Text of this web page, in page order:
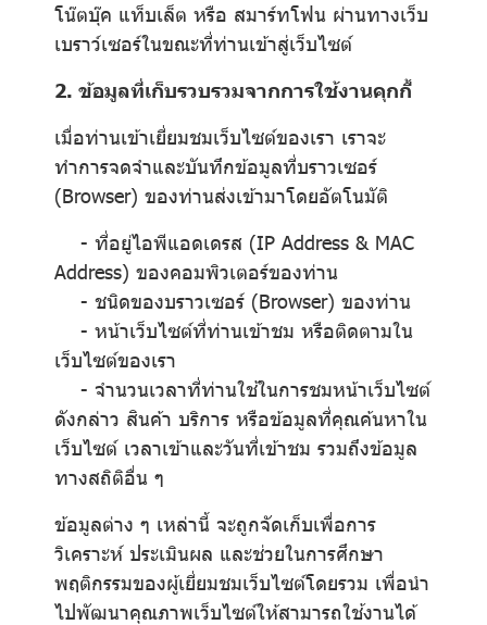
โน๊ตบุ๊ค แท็บเล็ต หรือ สมาร์ทโฟน ผ่านทางเว็บ
เบราว์เซอร์ในขณะที่ท่านเข้าสู่เว็บไซต์
2. ข้อมูลที่เก็บรวบรวมจากการใช้งานคุกกี้
เมื่อท่านเข้าเยี่ยมชมเว็บไซต์ของเรา เราจะ
ทำการจดจำและบันทึกข้อมูลที่บราวเซอร์
(Browser) ของท่านส่งเข้ามาโดยอัตโนมัติ
- ที่อยู่ไอพีแอดเดรส (IP Address & MAC
Address) ของคอมพิวเตอร์ของท่าน
- ชนิดของบราวเซอร์ (Browser) ของท่าน
- หน้าเว็บไซต์ที่ท่านเข้าชม หรือติดตามใน
เว็บไซต์ของเรา
- จำนวนเวลาที่ท่านใช้ในการชมหน้าเว็บไซต์
ดังกล่าว สินค้า บริการ หรือข้อมูลที่คุณค้นหาใน
เว็บไซต์ เวลาเข้าและวันที่เข้าชม รวมถึงข้อมูล
ทางสถิติอื่น ๆ
ข้อมูลต่าง ๆ เหล่านี้ จะถูกจัดเก็บเพื่อการ
วิเคราะห์ ประเมินผล และช่วยในการศึกษา
พฤติกรรมของผู้เยี่ยมชมเว็บไซต์โดยรวม เพื่อนำ
ไปพัฒนาคุณภาพเว็บไซต์ให้สามารถใช้งานได้